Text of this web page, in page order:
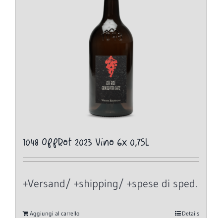
1048 OffRot 2023 Vino 6x 0,75L
+Versand/ +shipping/ +spese di sped.
Aggiungi al carrello Details